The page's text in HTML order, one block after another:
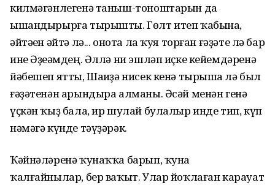
килмәгәнлегенә таныш-тоноштарын да
ышандырырға тырышты. Гөлт итеп ҡабына,
әйтәһен әйтә лә... онота ла ҡуя торған ғәҙәте лә бар
ине Әҙеһәмдең. Әллә ни эшләп иҫке кейемдәренә
йәбешеп ятты, Шаһиҙә нисек кенә тырышһа лә был
ғәҙәтенән арындыра алманы. Әсәй менән генә
үҫкән ҡыҙ бала, ир шулай булалыр инде тип, күп
нәмәгә күнде тәүҙәрәк.
Ҡәйнәләренә ҡунаҡҡа барып, ҡуна
ҡалғайнылар, бер ваҡыт. Улар йоҡлаған карауат